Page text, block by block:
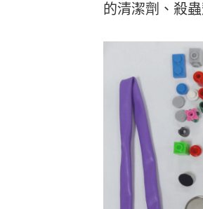
的清潔劑、殺